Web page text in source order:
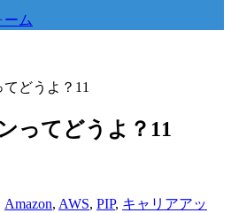
ーム
どうよ？11
ってどうよ？11
Amazon, AWS, PIP, キャリアアッ